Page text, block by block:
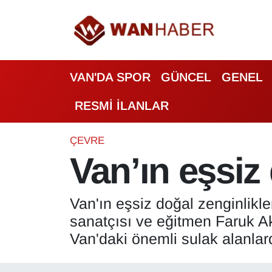
VAN'DA SPOR GÜNCEL GENEL
RESMİ İLANLAR
ÇEVRE
Van’ın
Van'ın eşsiz doğal
sanatçısı ve eğitmen Faruk
Van'daki önemli sulak
ASAYİŞ
BİLİM VE TEKNOLOJİ
Biyografi
Bölge Haberleri
ÇEVRE
Deprem
Van Nöbetçi Eczaneler
Van Hava Durumu
Van Namaz Vakitleri
Van Trafik Yoğunluk Haritası
Süper Lig Puan Durumu ve Fikstür
Tüm Manşetler
Son Dakika Haberleri